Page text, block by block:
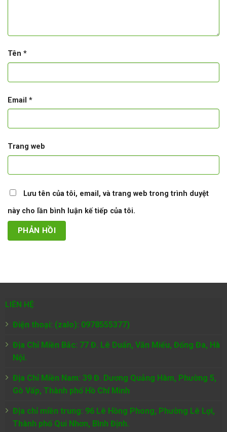
Tên *
Email *
Trang web
Lưu tên của tôi, email, và trang web trong trình duyệt
này cho lần bình luận kế tiếp của tôi.
LIÊN HỆ
Điện thoại: (zalo): 0978555377)
Địa Chỉ Miền Bắc: 77 Đ. Lê Duẩn, Văn Miếu, Đống Đa, Hà
Nội.
Địa Chỉ Miền Nam: 39 Đ. Dương Quảng Hàm, Phường 5,
Gò Vấp, Thành phố Hồ Chí Minh
Địa chỉ miền trung: 96 Lê Hồng Phong, Phường Lê Lợi,
Thành phố Qui Nhơn, Bình Định.